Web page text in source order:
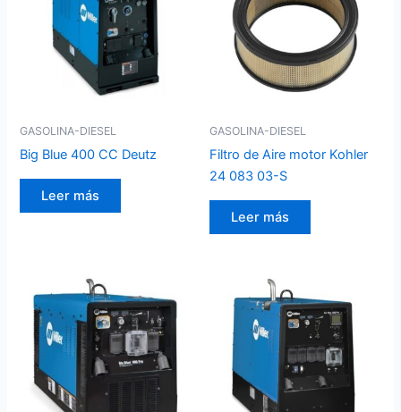
GASOLINA-DIESEL
Big Blue 400 CC Deutz
Leer más
GASOLINA-DIESEL
Filtro de Aire motor Kohler
24 083 03-S
Leer más